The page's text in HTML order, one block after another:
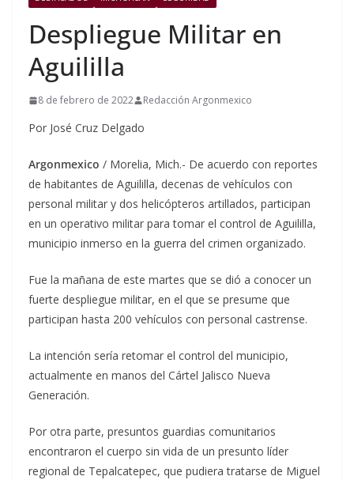
Despliegue Militar en
Aguililla
8 de febrero de 2022 Redacción Argonmexico
Por José Cruz Delgado
Argonmexico / Morelia, Mich.- De acuerdo con reportes
de habitantes de Aguililla, decenas de vehículos con
personal militar y dos helicópteros artillados, participan
en un operativo militar para tomar el control de Aguililla,
municipio inmerso en la guerra del crimen organizado.
Fue la mañana de este martes que se dió a conocer un
fuerte despliegue militar, en el que se presume que
participan hasta 200 vehículos con personal castrense.
La intención sería retomar el control del municipio,
actualmente en manos del Cártel Jalisco Nueva
Generación.
Por otra parte, presuntos guardias comunitarios
encontraron el cuerpo sin vida de un presunto líder
regional de Tepalcatepec, que pudiera tratarse de Miguel